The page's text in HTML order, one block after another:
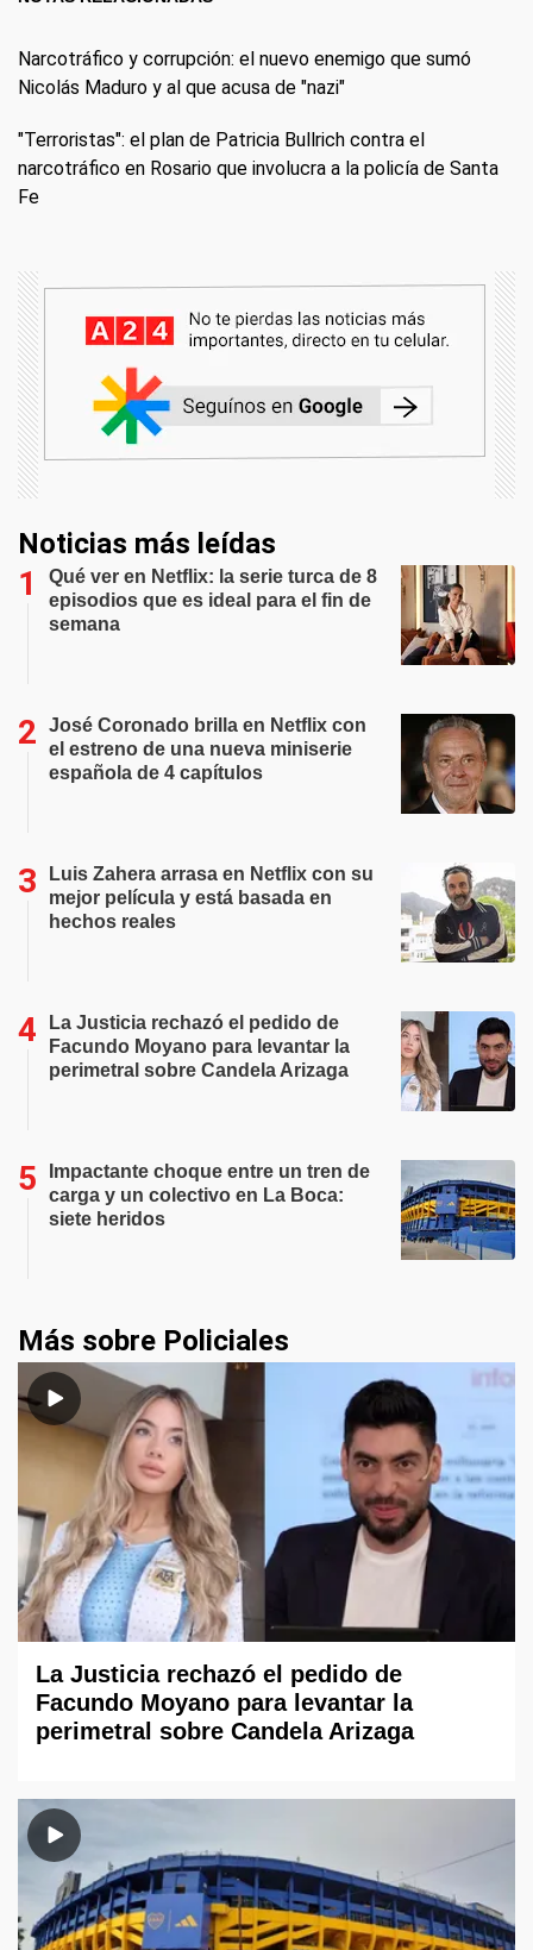
Narcotráfico y corrupción: el nuevo enemigo que sumó
Nicolás Maduro y al que acusa de "nazi"
"Terroristas": el plan de Patricia Bullrich contra el
narcotráfico en Rosario que involucra a la policía de Santa
Fe
Noticias más leídas
Qué ver en Netflix: la serie turca de 8
episodios que es ideal para el fin de
semana
José Coronado brilla en Netflix con
el estreno de una nueva miniserie
española de 4 capítulos
Luis Zahera arrasa en Netflix con su
mejor película y está basada en
hechos reales
La Justicia rechazó el pedido de
Facundo Moyano para levantar la
perimetral sobre Candela Arizaga
Impactante choque entre un tren de
carga y un colectivo en La Boca:
siete heridos
Más sobre Policiales
La Justicia rechazó el pedido de
Facundo Moyano para levantar la
perimetral sobre Candela Arizaga